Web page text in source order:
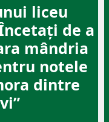
liceu
de a
mândria
notele
dintre